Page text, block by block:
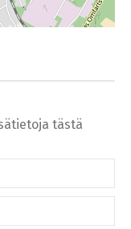
tästä